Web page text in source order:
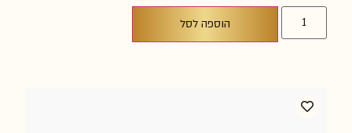
הוספה לסל